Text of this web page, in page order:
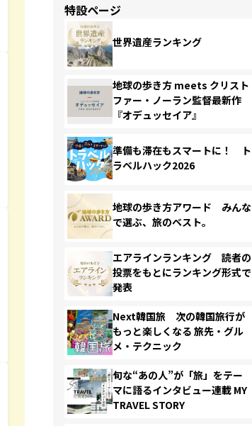
特設ページ
世界遺産ランキング
地球の歩き方 meets クリスト
ファー・ノーラン監督最新作
『オデュッセイア』
準備も滞在もスマートに！ ト
ラベルハック2026
地球の歩き方アワード みんな
で選ぶ、旅のベスト。
エアラインランキング 読者の
投票をもとにランキング形式で
発表
Next韓国旅 次の韓国旅行が
もっと楽しくなる 旅先・グル
メ・テクニック
旬な“あの人”が「旅」をテー
マに語るインタビュー連載 MY
TRAVEL STORY